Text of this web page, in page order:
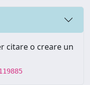
citare o creare un